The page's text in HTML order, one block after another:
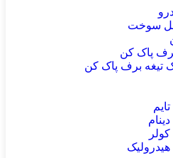
سوخت
پاک کن
تیغه برف پاک کن